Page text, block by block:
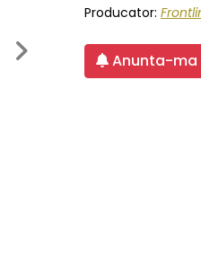
Next
Producator:
Anunta-ma